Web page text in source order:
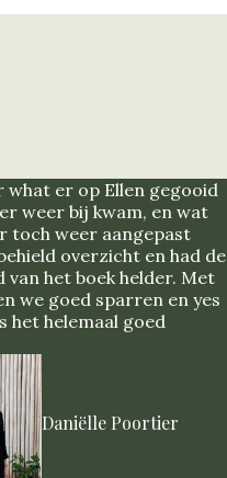
er op Ellen gegooid
weer bij kwam, en wat
toch weer aangepast
overzicht en had de
van het boek helder. Met
we goed sparren en yes
het helemaal goed
Daniëlle Poortier